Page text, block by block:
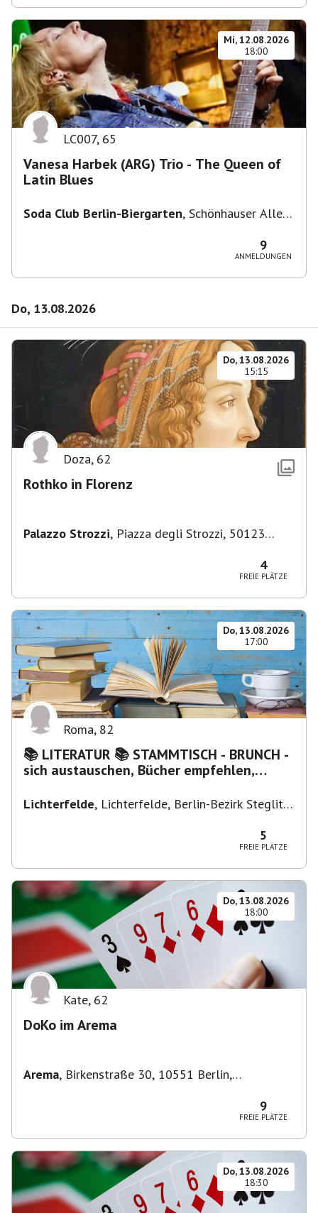
Mi, 12.08.2026
18:00
LC007, 65
Vanesa Harbek (ARG) Trio - The Queen of
Latin Blues
Soda Club Berlin-Biergarten, Schönhauser Allee
9
ANMELDUNGEN
Do, 13.08.2026
Do, 13.08.2026
15:15
Doza, 62
Rothko in Florenz
Palazzo Strozzi, Piazza degli Strozzi, 50123
4
FREIE PLÄTZE
Do, 13.08.2026
17:00
Roma, 82
📚 LITERATUR 📚 STAMMTISCH - BRUNCH -
sich austauschen, Bücher empfehlen,
Lichterfelde, Lichterfelde, Berlin-Bezirk Steglitz-
5
FREIE PLÄTZE
Do, 13.08.2026
18:00
Kate, 62
DoKo im Arema
Arema, Birkenstraße 30, 10551 Berlin,
9
FREIE PLÄTZE
Do, 13.08.2026
18:30